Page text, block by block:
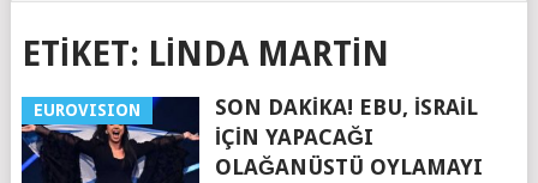
ETIKET: LINDA MARTIN
EUROVISION
SON DAKIKA! EBU, İSRAIL
İÇIN YAPACAĞI
OLAĞANÜSTÜ OYLAMAYI